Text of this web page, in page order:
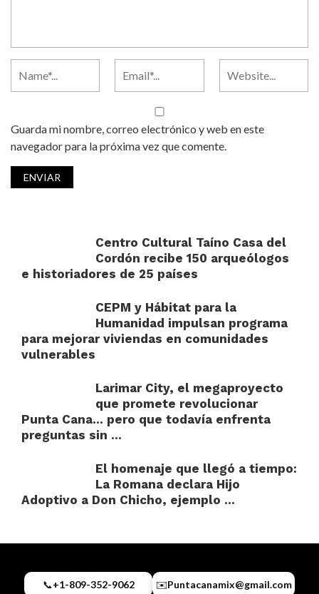
Guarda mi nombre, correo electrónico y web en este
navegador para la próxima vez que comente.
Centro Cultural Taíno Casa del
Cordón recibe 150 arqueólogos
e historiadores de 25 países
CEPM y Hábitat para la
Humanidad impulsan programa
para mejorar viviendas en comunidades
vulnerables
Larimar City, el megaproyecto
que promete revolucionar
Punta Cana… pero que todavía enfrenta
preguntas sin ...
El homenaje que llegó a tiempo:
La Romana declara Hijo
Adoptivo a Don Chicho, ejemplo ...
📞+1-809-352-9062 ✉️Puntacanamix@gmail.com